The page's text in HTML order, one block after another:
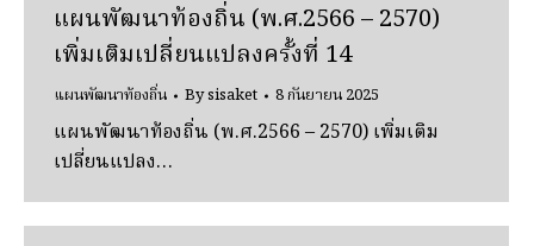
แผนพัฒนาท้องถิ่น (พ.ศ.2566 – 2570)
เพิ่มเติมเปลี่ยนแปลงครั้งที่ 14
แผนพัฒนาท้องถิ่น Bysisaket 8 กันยายน 2025
แผนพัฒนาท้องถิ่น (พ.ศ.2566 – 2570) เพิ่มเติม
เปลี่ยนแปลง…